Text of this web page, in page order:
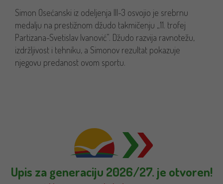
Simon Osećanski iz odeljenja III-3 osvojio je srebrnu
medalju na prestižnom džudo takmičenju „11. trofej
Partizana-Svetislav Ivanović”. Džudo razvija ravnotežu,
izdržljivost i tehniku, a Simonov rezultat pokazuje
njegovu predanost ovom sportu.
Upis za generaciju 2026/27. je otvoren!